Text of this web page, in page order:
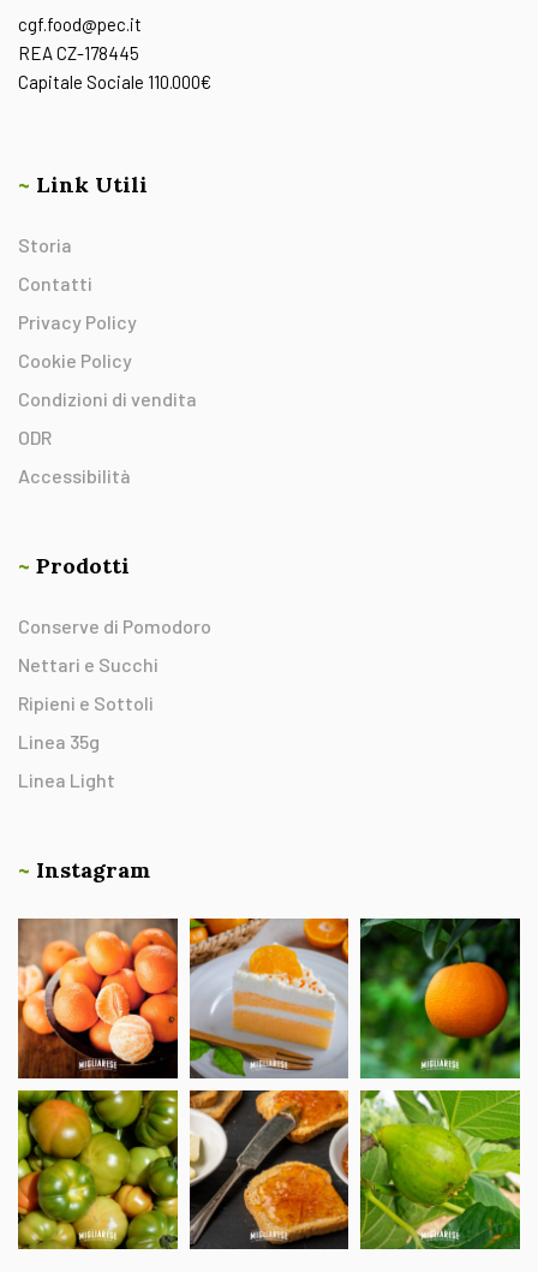
cgf.food@pec.it
REA CZ-178445
Capitale Sociale 110.000€
~ Link Utili
Storia
Contatti
Privacy Policy
Cookie Policy
Condizioni di vendita
ODR
Accessibilità
~ Prodotti
Conserve di Pomodoro
Nettari e Succhi
Ripieni e Sottoli
Linea 35g
Linea Light
~ Instagram